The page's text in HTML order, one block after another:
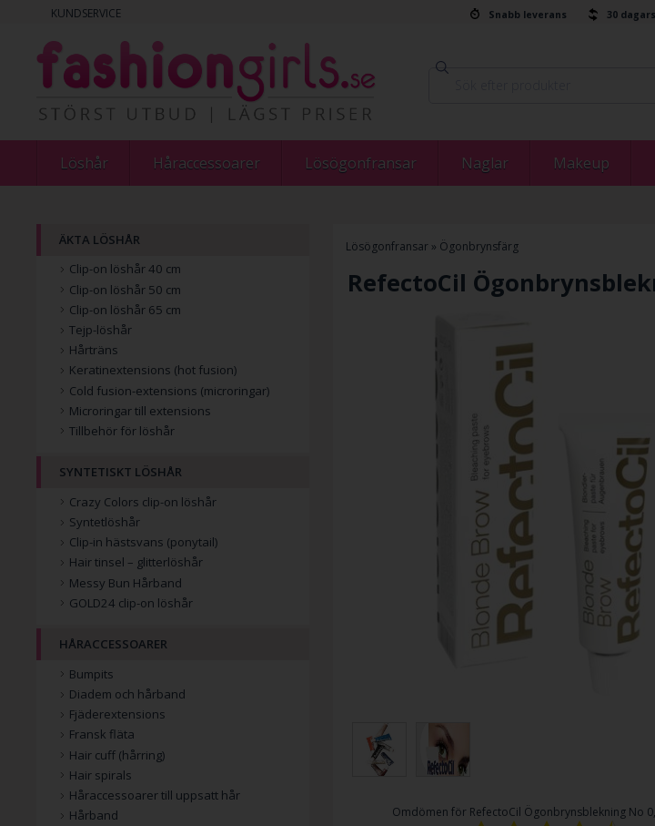
KUNDSERVICE Snabb leverans 30
Löshår Håraccessoarer Lösögonfransar Naglar Makeup
Lösögonfransar » Ögonbrynsfärg
RefectoCil
Omdömen för RefectoCil Ögonbrynsblekning No
ÄKTA LÖSHÅR
Clip-on löshår 40 cm
Clip-on löshår 50 cm
Clip-on löshår 65 cm
Tejp-löshår
Hårträns
Keratinextensions (hot fusion)
Cold fusion-extensions (microringar)
Microringar till extensions
Tillbehör för löshår
SYNTETISKT LÖSHÅR
Crazy Colors clip-on löshår
Syntetlöshår
Clip-in hästsvans (ponytail)
Hair tinsel – glitterlöshår
Messy Bun Hårband
GOLD24 clip-on löshår
HÅRACCESSOARER
Bumpits
Diadem och hårband
Fjäderextensions
Fransk fläta
Hair cuff (hårring)
Hair spirals
Håraccessoarer till uppsatt hår
Hårband